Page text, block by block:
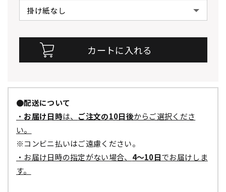
●配送について
・ お届け日時は、 ご注文の10日後からご選択くださ
い。
※コンビニ払いはご遠慮ください。
・お届け日時の指定がない場合、 4～10日でお届けしま
す。